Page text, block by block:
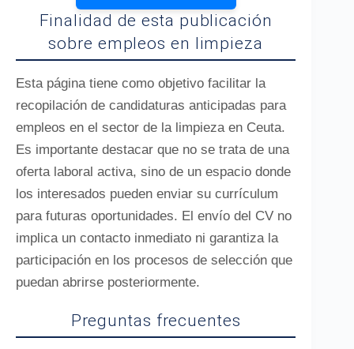
Finalidad de esta publicación
sobre empleos en limpieza
Esta página tiene como objetivo facilitar la
recopilación de candidaturas anticipadas para
empleos en el sector de la limpieza en Ceuta.
Es importante destacar que no se trata de una
oferta laboral activa, sino de un espacio donde
los interesados pueden enviar su currículum
para futuras oportunidades. El envío del CV no
implica un contacto inmediato ni garantiza la
participación en los procesos de selección que
puedan abrirse posteriormente.
Preguntas frecuentes